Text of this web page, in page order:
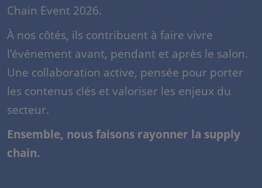
Chain Event 2026.
À nos côtés, ils contribuent à faire vivre
l’événement avant, pendant et après le salon.
Une collaboration active, pensée pour porter
les contenus clés et valoriser les enjeux du
secteur.
Ensemble, nous faisons rayonner la supply
chain.